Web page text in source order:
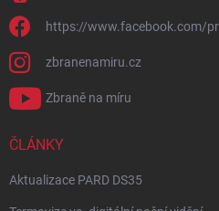
https://www.facebook.com/
zbranenamiru.cz
Zbraně na míru
ČLÁNKY
Aktualizace PARD DS35